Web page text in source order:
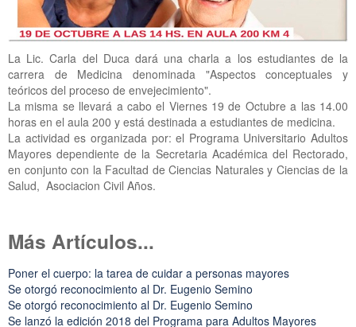
La Lic. Carla del Duca dará una charla a los estudiantes de la
carrera de Medicina denominada "Aspectos conceptuales y
teóricos del proceso de envejecimiento".
La misma se llevará a cabo el Viernes 19 de Octubre a las 14.00
horas en el aula 200 y está destinada a estudiantes de medicina.
La actividad es organizada por: el Programa Universitario Adultos
Mayores dependiente de la Secretaria Académica del Rectorado,
en conjunto con la Facultad de Ciencias Naturales y Ciencias de la
Salud, Asociacion Civil Años.
Más Artículos...
Poner el cuerpo: la tarea de cuidar a personas mayores
Se otorgó reconocimiento al Dr. Eugenio Semino
Se otorgó reconocimiento al Dr. Eugenio Semino
Se lanzó la edición 2018 del Programa para Adultos Mayores